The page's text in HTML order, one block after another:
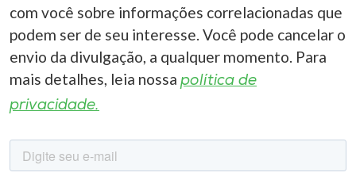
com você sobre informações correlacionadas que
podem ser de seu interesse. Você pode cancelar o
envio da divulgação, a qualquer momento. Para
mais detalhes, leia nossa política de
privacidade.